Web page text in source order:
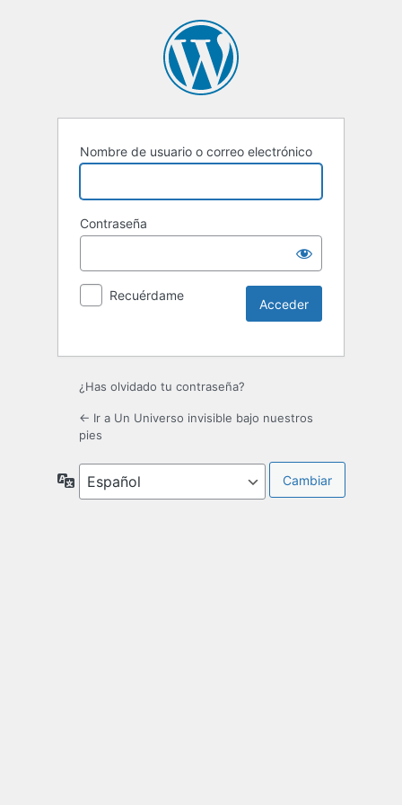
Nombre de usuario o correo electrónico
Contraseña
Recuérdame
¿Has olvidado tu contraseña?
← Ir a Un Universo invisible bajo nuestros
pies
Idioma